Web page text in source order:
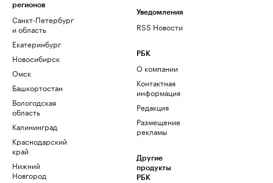
регионов
Санкт-Петербург
и область
Екатеринбург
Новосибирск
Омск
Башкортостан
Вологодская
область
Калининград
Краснодарский
край
Нижний
Новгород
Уведомления
RSS Новости
РБК
О компании
Контактная
информация
Редакция
Размещение
рекламы
Другие
продукты
РБК